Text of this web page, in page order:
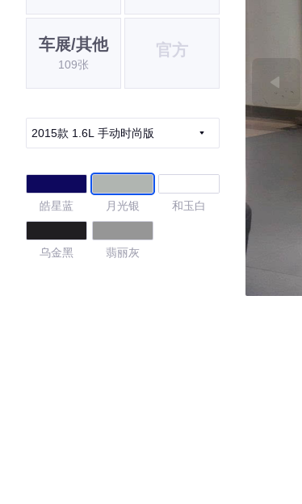
车展/其他
109张
官方
2015款 1.6L 手动时尚版
皓星蓝 月光银 和玉白
乌金黑 翡丽灰